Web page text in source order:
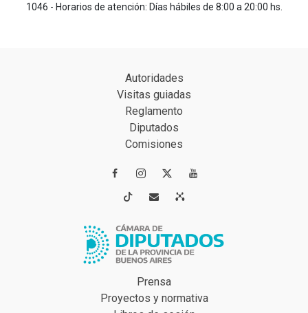
1046 - Horarios de atención: Días hábiles de 8:00 a 20:00 hs.
Autoridades
Visitas guiadas
Reglamento
Diputados
Comisiones
 
 
Prensa
Proyectos y normativa